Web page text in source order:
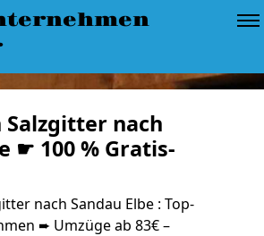
Salzgitter nach
☛ 100 % Gratis-
nach Sandau Elbe : Top-
➨ Umzüge ab 83€ –